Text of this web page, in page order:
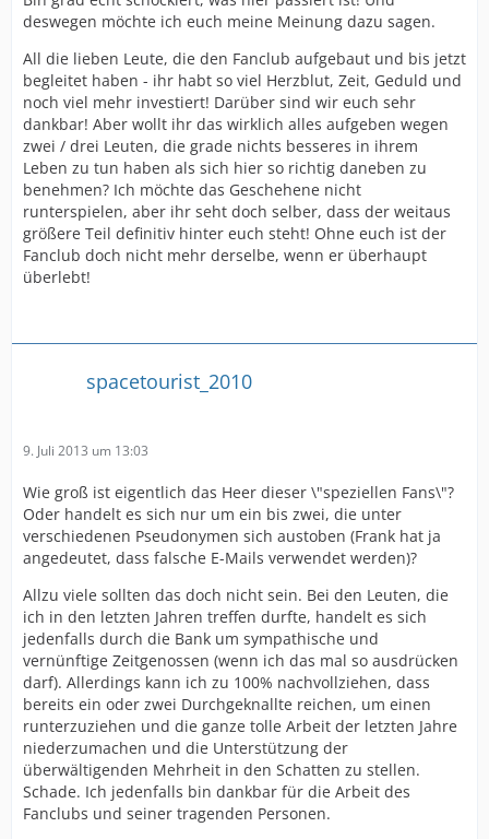
deswegen möchte ich euch meine Meinung dazu sagen.
All die lieben Leute, die den Fanclub aufgebaut und bis jetzt
begleitet haben - ihr habt so viel Herzblut, Zeit, Geduld und
noch viel mehr investiert! Darüber sind wir euch sehr
dankbar! Aber wollt ihr das wirklich alles aufgeben wegen
zwei / drei Leuten, die grade nichts besseres in ihrem
Leben zu tun haben als sich hier so richtig daneben zu
benehmen? Ich möchte das Geschehene nicht
runterspielen, aber ihr seht doch selber, dass der weitaus
größere Teil definitiv hinter euch steht! Ohne euch ist der
Fanclub doch nicht mehr derselbe, wenn er überhaupt
überlebt!
spacetourist_2010
9. Juli 2013 um 13:03
Wie groß ist eigentlich das Heer dieser \"speziellen Fans\"?
Oder handelt es sich nur um ein bis zwei, die unter
verschiedenen Pseudonymen sich austoben (Frank hat ja
angedeutet, dass falsche E-Mails verwendet werden)?
Allzu viele sollten das doch nicht sein. Bei den Leuten, die
ich in den letzten Jahren treffen durfte, handelt es sich
jedenfalls durch die Bank um sympathische und
vernünftige Zeitgenossen (wenn ich das mal so ausdrücken
darf). Allerdings kann ich zu 100% nachvollziehen, dass
bereits ein oder zwei Durchgeknallte reichen, um einen
runterzuziehen und die ganze tolle Arbeit der letzten Jahre
niederzumachen und die Unterstützung der
überwältigenden Mehrheit in den Schatten zu stellen.
Schade. Ich jedenfalls bin dankbar für die Arbeit des
Fanclubs und seiner tragenden Personen.